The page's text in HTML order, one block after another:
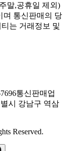
말,공휴일 제외)
며 통신판매의 당
는 거래정보 및
통신판매업
시 강남구 역삼
Reserved.